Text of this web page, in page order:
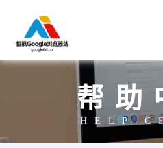
帮助
HELP